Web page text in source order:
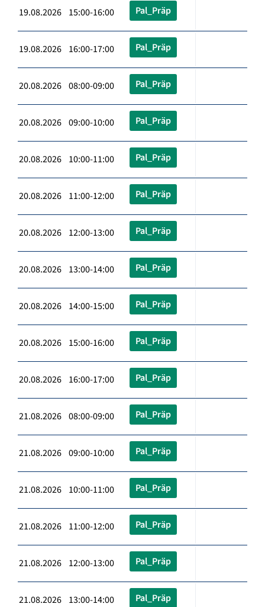
19.08.2026 15:00-16:00 Pal_Präp
19.08.2026 16:00-17:00 Pal_Präp
20.08.2026 08:00-09:00 Pal_Präp
20.08.2026 09:00-10:00 Pal_Präp
20.08.2026 10:00-11:00 Pal_Präp
20.08.2026 11:00-12:00 Pal_Präp
20.08.2026 12:00-13:00 Pal_Präp
20.08.2026 13:00-14:00 Pal_Präp
20.08.2026 14:00-15:00 Pal_Präp
20.08.2026 15:00-16:00 Pal_Präp
20.08.2026 16:00-17:00 Pal_Präp
21.08.2026 08:00-09:00 Pal_Präp
21.08.2026 09:00-10:00 Pal_Präp
21.08.2026 10:00-11:00 Pal_Präp
21.08.2026 11:00-12:00 Pal_Präp
21.08.2026 12:00-13:00 Pal_Präp
21.08.2026 13:00-14:00 Pal_Präp